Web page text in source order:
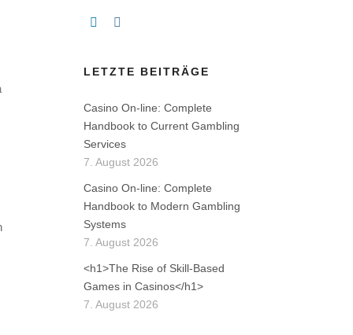
LETZTE BEITRÄGE
Casino On-line: Complete
Handbook to Current Gambling
Services
7. August 2026
Casino On-line: Complete
Handbook to Modern Gambling
Systems
7. August 2026
<h1>The Rise of Skill-Based
Games in Casinos</h1>
7. August 2026